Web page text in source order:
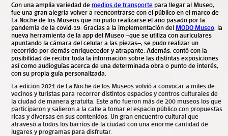
Con una amplia variedad de medios de transporte para llegar al Museo,
fue una gran alegría volver a reencontrarse con el público en el marco de
La Noche de los Museos que no pudo realizarse el año pasado por la
pandemia de la covid-19. Gracias a la implementación del MODO Museo, la
nueva herramienta de la app del Museo –que se utiliza con auriculares
apuntando la cámara del celular a las piezas–, se pudo realizar un
recorrido por demás enriquecedor y atrapante. Además, contó con la
posibilidad de recibir toda la información sobre las distintas exposiciones
así como audioguías acerca de una determinada obra o punto de interés,
con su propia guía personalizada.
La edición 2021 de La Noche de los Museos volvió a convocar a miles de
vecinos y turistas para recorrer distintos espacios y centros culturales de
la ciudad de manera gratuita. Este año fueron más de 200 museos los que
participaron y salieron a la calle a tomar el espacio público con propuestas
ricas y diversas en sus contenidos. Un gran encuentro cultural que
atravesó a todos los barrios de la ciudad con una enorme cantidad de
lugares y programas para disfrutar.